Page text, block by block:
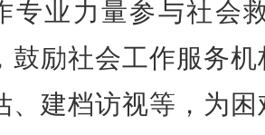
专业力量参与社会
鼓励社会工作服务
、建档访视等，为